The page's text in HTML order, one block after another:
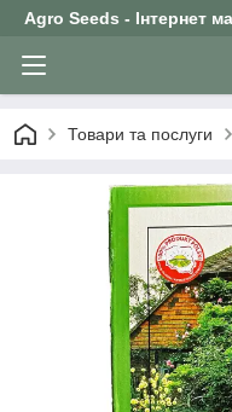
Agro Seeds - Інтернет
Товари та послуги